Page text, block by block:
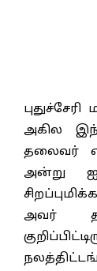
அகில
தலைவர்
அன்று
அவர்